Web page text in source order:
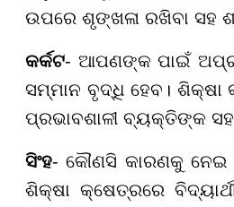
ଉପରେ ଶୃଙ୍ଖଳା ରଖିବା ସହ
କର୍କଟ- ଆପଣଙ୍କ ପାଇଁ
ସମ୍ମାନ ବୃଦ୍ଧି ହେବ। ଶିକ୍ଷା
ପ୍ରଭାବଶାଳୀ ବ୍ୟକ୍ତିଙ୍କ ସହ
ସିଂହ- କୌଣସି କାରଣକୁ ନେଇ
ଶିକ୍ଷା କ୍ଷେତ୍ରରେ